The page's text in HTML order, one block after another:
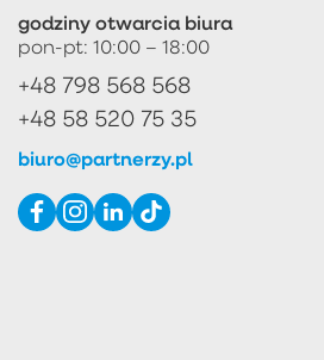
godziny otwarcia biura
pon-pt: 10:00 – 18:00
+48 798 568 568
+48 58 520 75 35
biuro@partnerzy.pl